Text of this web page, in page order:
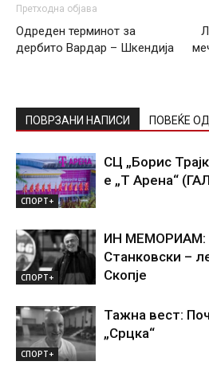
Претходна објава
Одреден терминот за
дербито Вардар – Шкендија
ПОВРЗАНИ НАПИСИ ПОВЕЌЕ
СПОРТ+
СЦ „Борис
е „Т Арена“
СПОРТ+
ИН МЕМОРИАМ:
Станковски –
Скопје
СПОРТ+
Тажна вест:
„Срцка“